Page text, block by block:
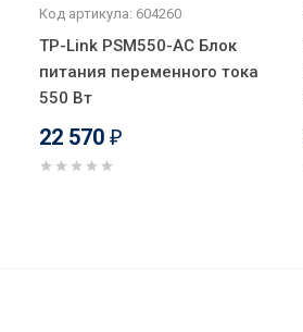
Код артикула: 604260
TP-Link PSM550-AC Блок
питания переменного тока
550 Вт
22 570 ₽